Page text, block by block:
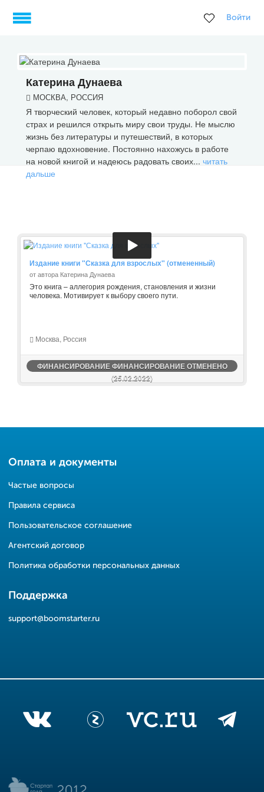
Войти
Катерина Дунаева
МОСКВА, РОССИЯ
Я творческий человек, который недавно поборол свой
страх и решился открыть миру свои труды. Не мыслю
жизнь без литературы и путешествий, в которых
черпаю вдохновение. Постоянно нахожусь в работе
на новой книгой и надеюсь радовать своих... читать
дальше
Издание книги "Сказка для взрослых" (отмененный)
от автора Катерина Дунаева
Это книга – аллегория рождения, становления и жизни
человека. Мотивирует к выбору своего пути.
Москва, Россия
ФИНАНСИРОВАНИЕ ФИНАНСИРОВАНИЕ ОТМЕНЕНО
(25.02.2022)
Оплата и документы
Частые вопросы
Правила сервиса
Пользовательское соглашение
Агентский договор
Политика обработки персональных данных
Поддержка
support@boomstarter.ru